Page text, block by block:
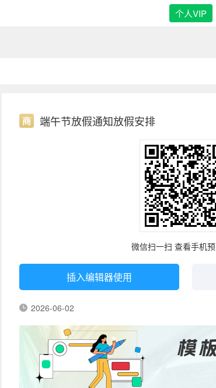
个人VIP
端午节放假通知放假安排
微信扫一扫 查看手机
插入编辑器使用
2026-06-02